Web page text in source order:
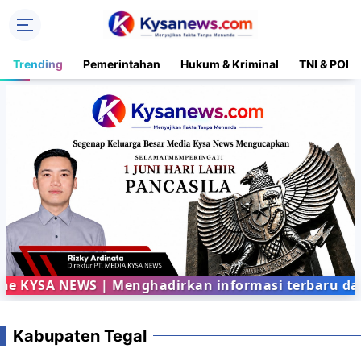
Trending Pemerintahan Hukum & Kriminal TNI &
NEWS | Menghadirkan informasi terbaru dari
Kabupaten Tegal